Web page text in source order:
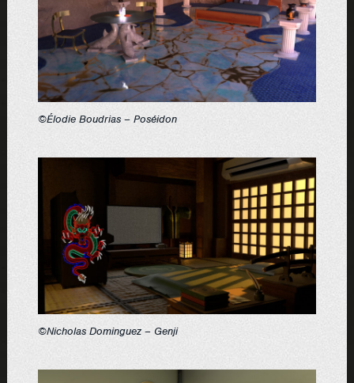
©Élodie Boudrias – Poséidon
©Nicholas Dominguez – Genji